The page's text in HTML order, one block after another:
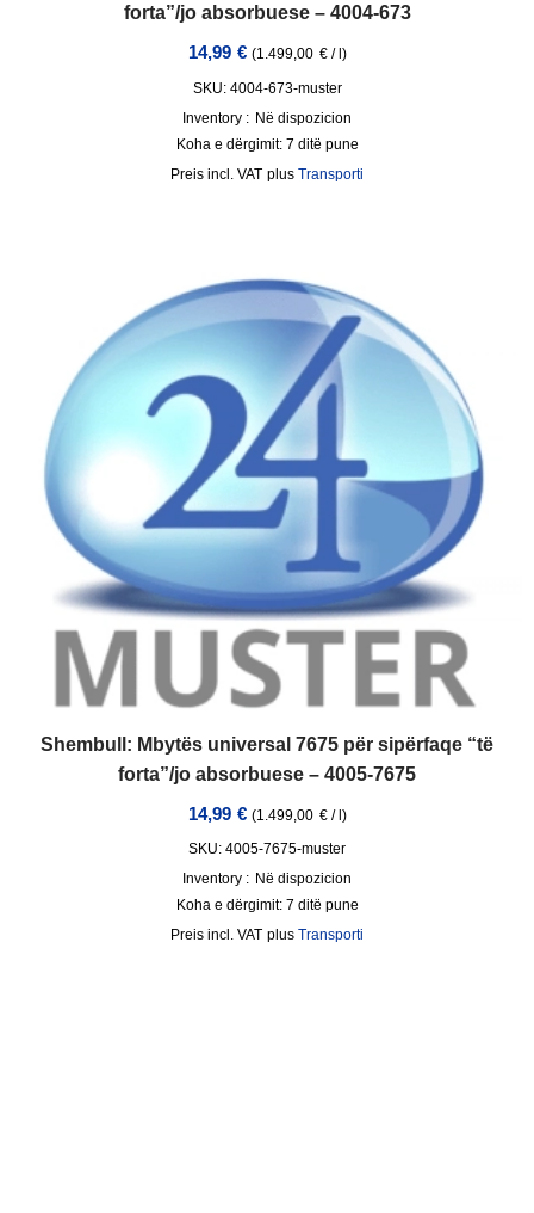
forta”/jo absorbuese – 4004-673
14,99 € (1.499,00 €/ )
SKU: 4004-673-muster
Inventory : Në dispozicion
Koha e dërgimit: 7 ditë pune
incl. VAT plus Transporti
Shembull: Mbytës universal 7675 për sipërfaqe “të
forta”/jo absorbuese – 4005-7675
14,99 € (1.499,00 €/l)
SKU: 4005-7675-muster
Inventory : Në dispozicion
Koha e dërgimit: 7 ditë pune
incl. VAT plus Transporti